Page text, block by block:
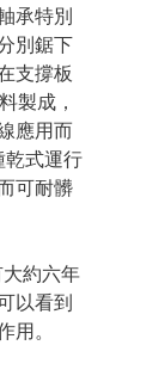
承特別
別鋸下
支撐板
製成，
應用而
式運行
可耐髒
約六年
以看到
用。